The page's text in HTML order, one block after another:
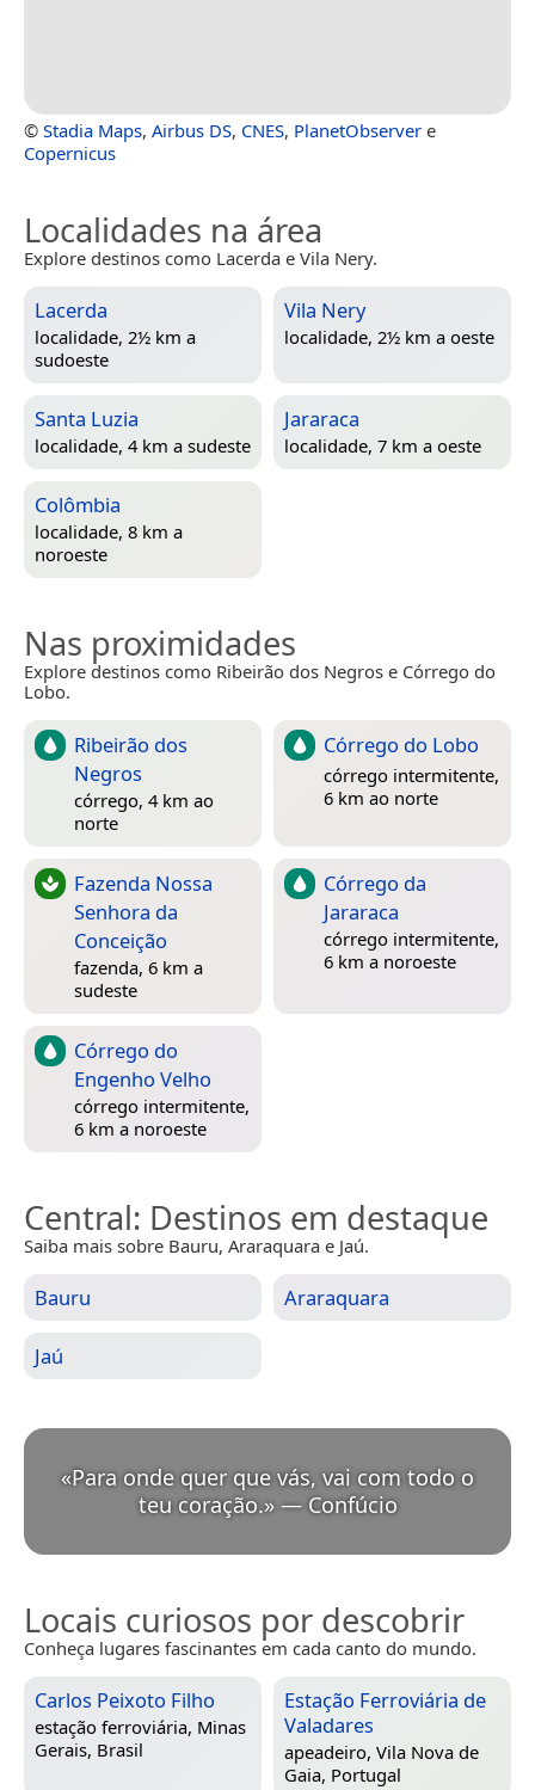
© Stadia Maps, Airbus DS, CNES, PlanetObserver e
Copernicus
Localidades na área
Explore destinos como Lacerda e Vila Nery.
Lacerda
localidade, 2½ km a
sudoeste
Vila Nery
localidade, 2½ km a oeste
Santa Luzia
localidade, 4 km a sudeste
Jararaca
localidade, 7 km a oeste
Colômbia
localidade, 8 km a
noroeste
Nas proximidades
Explore destinos como Ribeirão dos Negros e Córrego do
Lobo.
Ribeirão dos
Negros
córrego, 4 km ao
norte
Córrego do Lobo
córrego intermitente,
6 km ao norte
Fazenda Nossa
Senhora da
Conceição
fazenda, 6 km a
sudeste
Córrego da
Jararaca
córrego intermitente,
6 km a noroeste
Córrego do
Engenho Velho
córrego intermitente,
6 km a noroeste
Central: Destinos em destaque
Saiba mais sobre Bauru, Araraquara e Jaú.
Bauru Araraquara
Jaú
«Para onde quer que vás, vai com todo o
teu coração.» — Confúcio
Locais curiosos por descobrir
Conheça lugares fascinantes em cada canto do mundo.
Carlos Peixoto Filho
estação ferroviária, Minas
Gerais, Brasil
Estação Ferroviária de
Valadares
apeadeiro, Vila Nova de
Gaia, Portugal